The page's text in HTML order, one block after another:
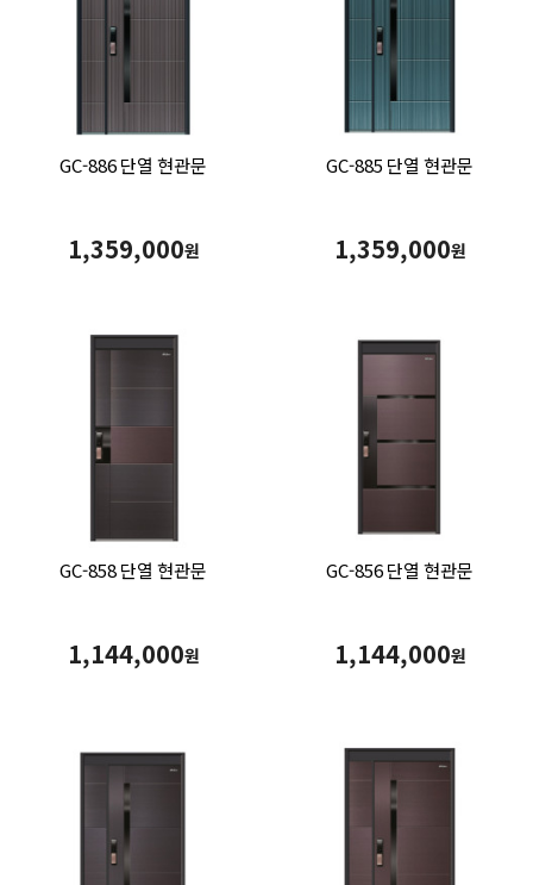
GC-886 단열 현관문
1,359,000원
GC-885 단열 현관문
1,359,000원
GC-858 단열 현관문
1,144,000원
GC-856 단열 현관문
1,144,000원